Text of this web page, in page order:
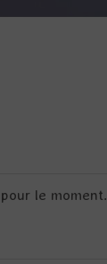
le moment.